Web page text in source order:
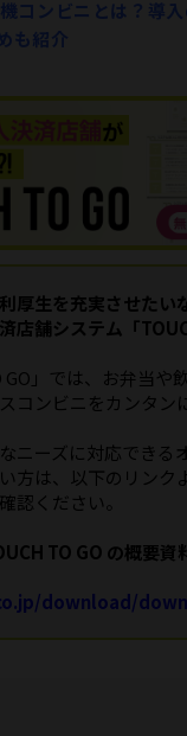
コンビニとは？導
も紹介
厚生を充実させたい
店舗システム「
GO」では、お弁当や
コンビニをカンタン
ニーズに対応できる
方は、以下のリンク
認ください。
TO GO の概要資
download/